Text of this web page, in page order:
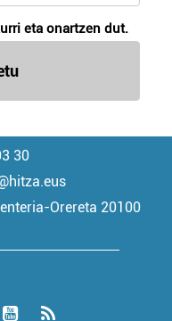
eta onartzen dut.
30
Orereta 20100